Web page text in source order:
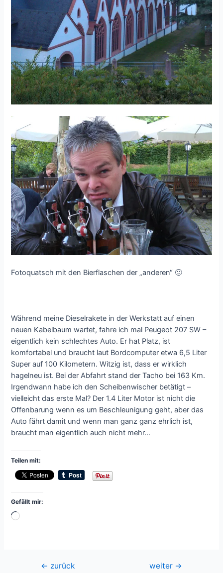
Fotoquatsch mit den Bierflaschen der „anderen“ 🙂
Während meine Dieselrakete in der Werkstatt auf einen
neuen Kabelbaum wartet, fahre ich mal Peugeot 207 SW –
eigentlich kein schlechtes Auto. Er hat Platz, ist
komfortabel und braucht laut Bordcomputer etwa 6,5 Liter
Super auf 100 Kilometern. Witzig ist, dass er wirklich
hagelneu ist. Bei der Abfahrt stand der Tacho bei 163 Km.
Irgendwann habe ich den Scheibenwischer betätigt –
vielleicht das erste Mal? Der 1.4 Liter Motor ist nicht die
Offenbarung wenn es um Beschleunigung geht, aber das
Auto fährt damit und wenn man ganz ganz ehrlich ist,
braucht man eigentlich auch nicht mehr…
Teilen mit:
Gefällt mir:
Wird
Beitragsnavigation
← zurück weiter →